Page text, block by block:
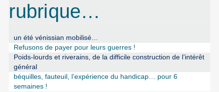
rubrique…
un été vénissian mobilisé…
Refusons de payer pour leurs guerres !
Poids-lourds et riverains, de la difficile construction de l’intérêt
général
béquilles, fauteuil, l’expérience du handicap… pour 6
semaines !